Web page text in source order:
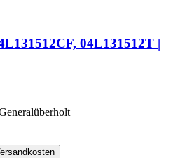
04L131512T |